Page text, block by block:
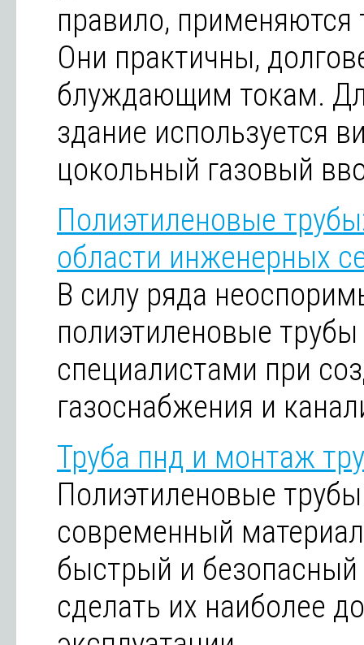
правило, применяются
Они практичны,
блуждающим токам.
здание используется
цокольный газовый
Полиэтиленовые
области инженерных
В силу ряда
полиэтиленовые
специалистами при
газоснабжения и
Труба пнд и монтаж
Полиэтиленовые
современный
быстрый и
сделать их наиболее